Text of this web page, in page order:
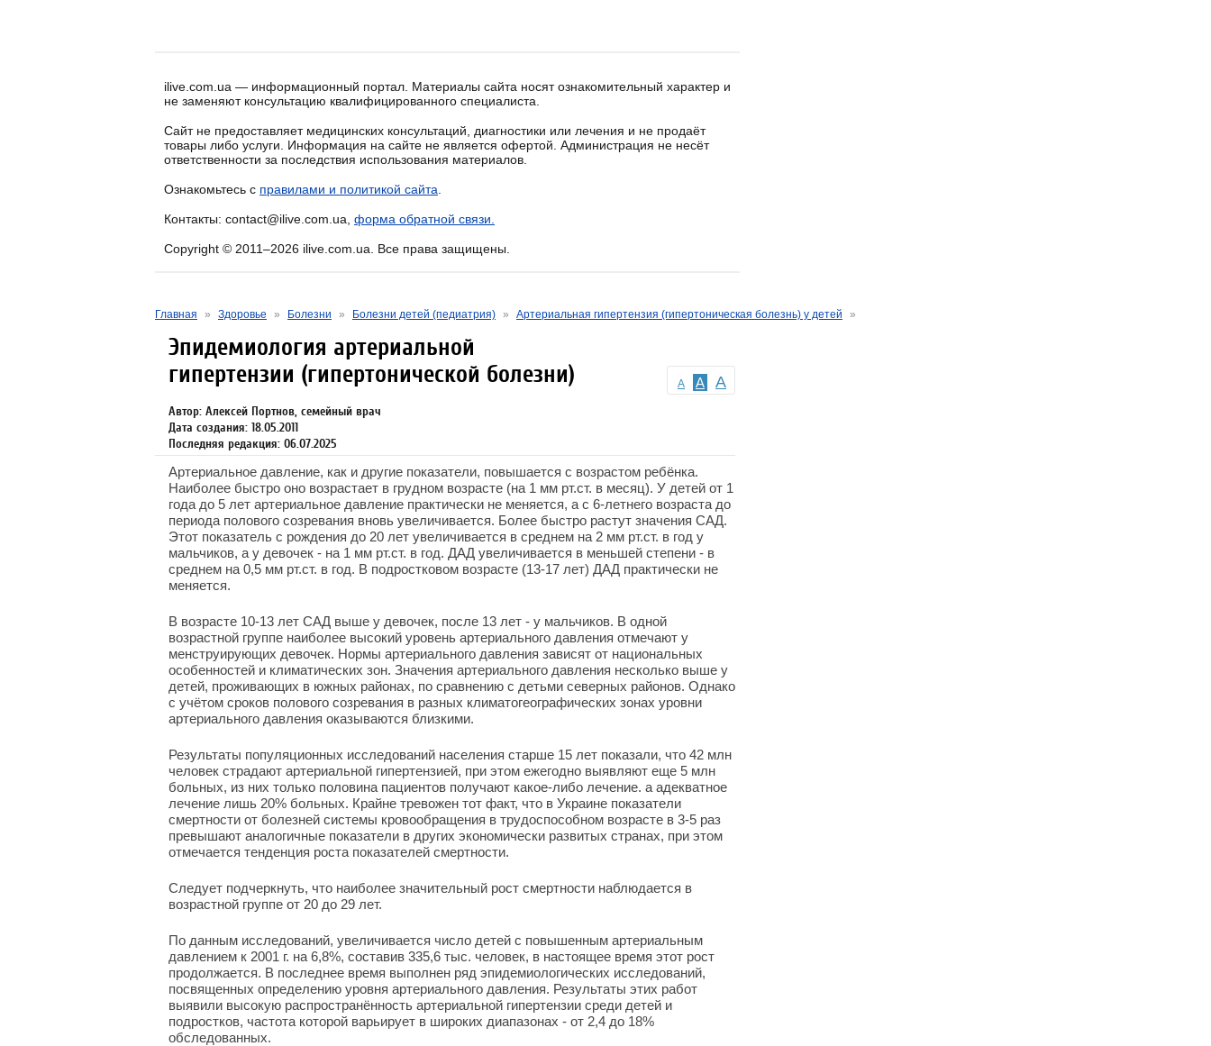
ilive.com.ua — информационный портал. Материалы сайта носят ознакомительный характер и
не заменяют консультацию квалифицированного специалиста.
Сайт не предоставляет медицинских консультаций, диагностики или лечения и не продаёт
товары либо услуги. Информация на сайте не является офертой. Администрация не несёт
ответственности за последствия использования материалов.
Ознакомьтесь с правилами и политикой сайта
Контакты: contact@ilive.com.ua, форма обратной связи.
Copyright © 2011–2026 ilive.com.ua. Все права защищены.
Главная » Здоровье » Болезни » Болезни детей (педиатрия) » Артериальная гипертензия (гипертоническая болезнь) у детей »
A A A
Эпидемиология артериальной
гипертензии (гипертонической болезни)
Автор: Алексей Портнов, семейный врач
Дата создания: 18.05.2011
Последняя редакция: 06.07.2025
Артериальное давление, как и другие показатели, повышается с возрастом ребёнка.
Наиболее быстро оно возрастает в грудном возрасте (на 1 мм рт.ст. в месяц). У детей от 1
года до 5 лет артериальное давление практически не меняется, а с 6-летнего возраста до
периода полового созревания вновь увеличивается. Более быстро растут значения САД.
Этот показатель с рождения до 20 лет увеличивается в среднем на 2 мм рт.ст. в год у
мальчиков, а у девочек - на 1 мм рт.ст. в год. ДАД увеличивается в меньшей степени - в
среднем на 0,5 мм рт.ст. в год. В подростковом возрасте (13-17 лет) ДАД практически не
меняется.
В возрасте 10-13 лет САД выше у девочек, после 13 лет - у мальчиков. В одной
возрастной группе наиболее высокий уровень артериального давления отмечают у
менструирующих девочек. Нормы артериального давления зависят от национальных
особенностей и климатических зон. Значения артериального давления несколько выше у
детей, проживающих в южных районах, по сравнению с детьми северных районов. Однако
с учётом сроков полового созревания в разных климатогеографических зонах уровни
артериального давления оказываются близкими.
Результаты популяционных исследований населения старше 15 лет показали, что 42 млн
человек страдают артериальной гипертензией, при этом ежегодно выявляют еще 5 млн
больных, из них только половина пациентов получают какое-либо лечение. а адекватное
лечение лишь 20% больных. Крайне тревожен тот факт, что в Украине показатели
смертности от болезней системы кровообращения в трудоспособном возрасте в 3-5 раз
превышают аналогичные показатели в других экономически развитых странах, при этом
отмечается тенденция роста показателей смертности.
Следует подчеркнуть, что наиболее значительный рост смертности наблюдается в
возрастной группе от 20 до 29 лет.
По данным исследований, увеличивается число детей с повышенным артериальным
давлением к 2001 г. на 6,8%, составив 335,6 тыс. человек, в настоящее время этот рост
продолжается. В последнее время выполнен ряд эпидемиологических исследований,
посвященных определению уровня артериального давления. Результаты этих работ
выявили высокую распространённость артериальной гипертензии среди детей и
подростков, частота которой варьирует в широких диапазонах - от 2,4 до 18%
обследованных.